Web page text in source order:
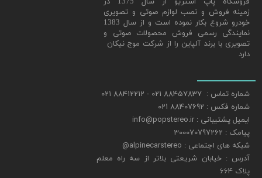
زمینه فروش و نصب لوازم صوتی و تصویری
خودرو شروع بکار نموده است و از سال 1383
نمایندگی رسمی فروش محصولات صوتی و
تصویری با برند آلپاین را از شرکت موج نیکان
دارد
شماره تماس : 88457837 021 - 88412212 021
شماره فکس : 88407692 021
ایمیل پشتیبانی : info@popstereo.ir
پیامک : 300070797262
شبکه های اجتماعی : alpinecarstereo@
​​​​​​​آدرس : خیابان شریعتی بلاتر از سه راه معلم
پلاک 664